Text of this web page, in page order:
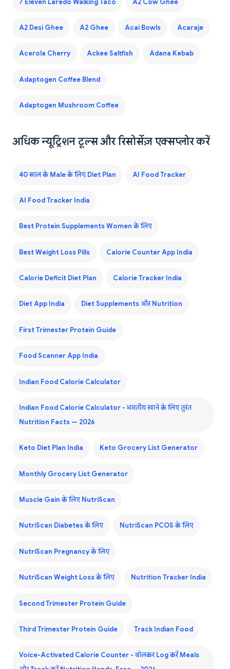
7 Eleven Laredo Walking Taco A2 Cow Ghee
A2 Desi Ghee A2 Ghee Acai Bowls Acaraje
Acerola Cherry Ackee Saltfish Adana Kebab
Adaptogen Coffee Blend
Adaptogen Mushroom Coffee
अधिक न्यूट्रिशन टूल्स और रिसोर्सेज़ एक्सप्लोर करें
40 साल के Male के लिए Diet Plan AI Food Tracker
AI Food Tracker India
Best Protein Supplements Women के लिए
Best Weight Loss Pills Calorie Counter App India
Calorie Deficit Diet Plan Calorie Tracker India
Diet App India Diet Supplements और Nutrition
First Trimester Protein Guide
Food Scanner App India
Indian Food Calorie Calculator
Indian Food Calorie Calculator - भारतीय खाने के लिए तुरंत
Nutrition Facts — 2026
Keto Diet Plan India Keto Grocery List Generator
Monthly Grocery List Generator
Muscle Gain के लिए NutriScan
NutriScan Diabetes के लिए NutriScan PCOS के लिए
NutriScan Pregnancy के लिए
NutriScan Weight Loss के लिए Nutrition Tracker India
Second Trimester Protein Guide
Third Trimester Protein Guide Track Indian Food
Voice-Activated Calorie Counter - बोलकर Log करें Meals